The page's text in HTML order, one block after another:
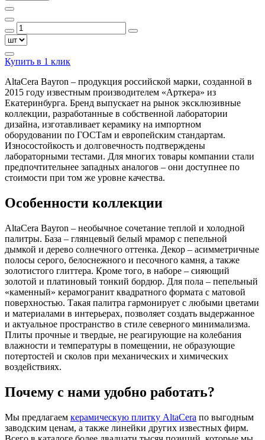
Купить в 1 клик
AltaCera Bayron – продукция российской марки, созданной в
2015 году известным производителем «Арткера» из
Екатеринбурга. Бренд выпускает на рынок эксклюзивные
коллекции, разработанные в собственной лаборатории
дизайна, изготавливает керамику на импортном
оборудовании по ГОСТам и европейским стандартам.
Износостойкость и долговечность подтверждены
лабораторными тестами. Для многих товары компании стали
предпочтительнее западных аналогов – они доступнее по
стоимости при том же уровне качества.
Особенности коллекции
AltaCera Bayron – необычное сочетание теплой и холодной
палитры. База – глянцевый белый мрамор с пепельной
дымкой и дерево солнечного оттенка. Декор – асимметричные
полосы серого, белоснежного и песочного камня, а также
золотистого глиттера. Кроме того, в наборе – сияющий
золотой и платиновый тонкий бордюр. Для пола – пепельный
«каменный» керамогранит квадратного формата с матовой
поверхностью. Такая палитра гармонирует с любыми цветами
и материалами в интерьерах, позволяет создать выдержанное
и актуальное пространство в стиле северного минимализма.
Плиты прочные и твердые, не реагирующие на колебания
влажности и температуры в помещении, не образующие
потертостей и сколов при механических и химических
воздействиях.
Почему с нами удобно работать?
Мы предлагаем керамическую плитку AltaCera по выгодным
заводским ценам, а также линейки других известных фирм.